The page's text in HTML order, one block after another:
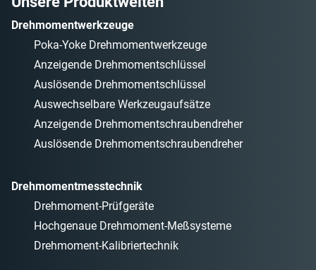
Drehmomentwerkzeuge
Poka-Yoke Drehmomentwerkzeuge
Anzeigende Drehmomentschlüssel
Auslösende Drehmomentschlüssel
Auswechselbare Werkzeugaufsätze
Anzeigende Drehmomentschraubendreher
Auslösende Drehmomentschraubendreher
Drehmomentmesstechnik
Drehmoment-Prüfgeräte
Hochgenaue Drehmoment-Meßsysteme
Drehmoment-Kalibriertechnik